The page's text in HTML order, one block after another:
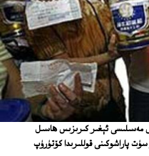
ﻣﻪﺳﯩﻠﯩﺴﻰ ﺋﯧﻐﯩﺮ ﻛﯩﺮﯨﺰﯨﺲ ﻫﺎﺳﯩﻞ
ﺳﯜﺕ ﭘﺎﺭﺍﺷﻮﻛﯩﻨﻰ ﻗﻮﻟﻠﯩﺮﯨﺪﺍ ﻛﯚﺗﯜﺭﯛﭖ